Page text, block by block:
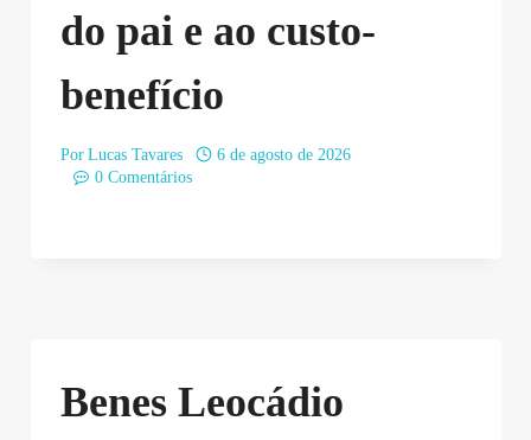
do pai e ao custo-
benefício
Por Lucas Tavares
6 de agosto de 2026
0 Comentários
Benes Leocádio